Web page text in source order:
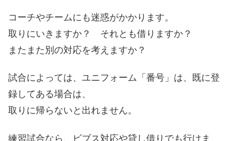
コーチやチームにも迷惑がかかります。
取りにいきますか？ それとも借りますか？
またまた別の対応を考えますか？
試合によっては、ユニフォーム「番号」は、 既に登
録してある場合は、
取りに帰らないと出れません。
練習試合なら、ビブス対応や貸し借りでも行けま